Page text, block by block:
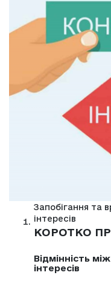
Запобігання та
інтересів
КОРОТКО
Відмінність
інтересів